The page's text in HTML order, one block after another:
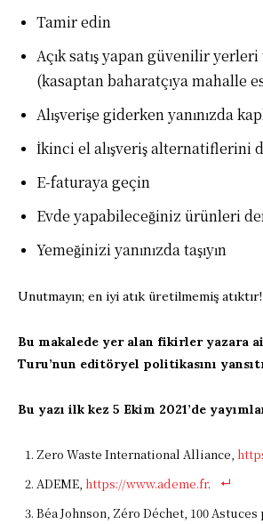
Tamir edin
Açık satış yapan güvenilir
(kasaptan baharatçıya mahalle
Alışverişe giderken yanınızda
İkinci el alışveriş alternatiflerini
E-faturaya geçin
Evde yapabileceğiniz ürünleri
Yemeğinizi yanınızda taşıyın
Unutmayın; en iyi atık üretilmemiş atıktır!
Bu makalede yer alan fikirler yazara
Turu’nun editöryel politikasını
Bu yazı ilk kez 5 Ekim 2021’de
Zero Waste International Alliance,
ADEME, https://www.ademe.fr.
Béa Johnson, Zéro Déchet, 100